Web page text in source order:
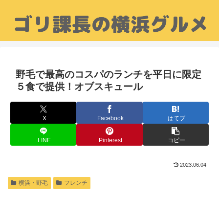
野毛で最高のコスパのランチを平日に限定
５食で提供！オブスキュール
X Facebook はてブ
LINE Pinterest コピー
2023.06.04
横浜・野毛 フレンチ